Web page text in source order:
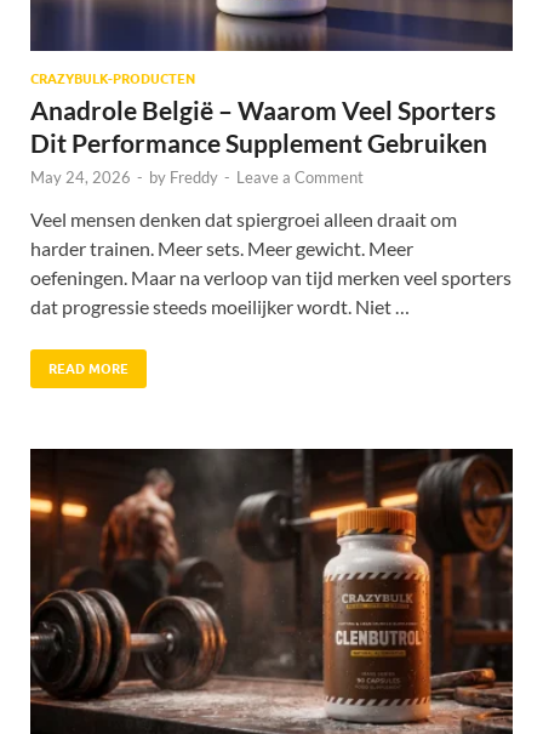
CRAZYBULK-PRODUCTEN
Anadrole België – Waarom Veel Sporters
Dit Performance Supplement Gebruiken
May 24, 2026 - by Freddy - Leave a Comment
Veel mensen denken dat spiergroei alleen draait om
harder trainen. Meer sets. Meer gewicht. Meer
oefeningen. Maar na verloop van tijd merken veel sporters
dat progressie steeds moeilijker wordt. Niet …
READ MORE